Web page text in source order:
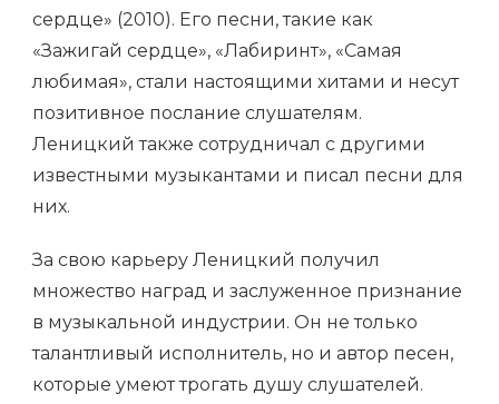
сердце» (2010). Его песни, такие как
«Зажигай сердце», «Лабиринт», «Самая
любимая», стали настоящими хитами и несут
позитивное послание слушателям.
Леницкий также сотрудничал с другими
известными музыкантами и писал песни для
них.
За свою карьеру Леницкий получил
множество наград и заслуженное признание
в музыкальной индустрии. Он не только
талантливый исполнитель, но и автор песен,
которые умеют трогать душу слушателей.